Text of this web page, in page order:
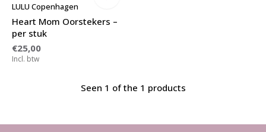
LULU Copenhagen
Heart Mom Oorstekers –
per stuk
€25,00
Incl. btw
Seen 1 of the 1 products